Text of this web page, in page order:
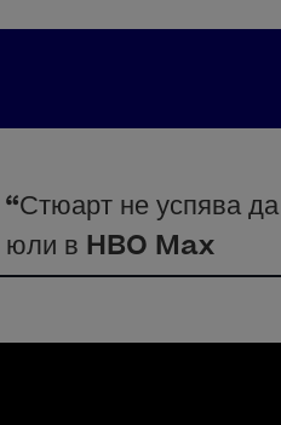
не успява да
юли в HBO Max